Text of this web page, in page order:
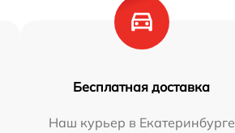
Бесплатная доставка
Наш курьер в Екатеринбурге